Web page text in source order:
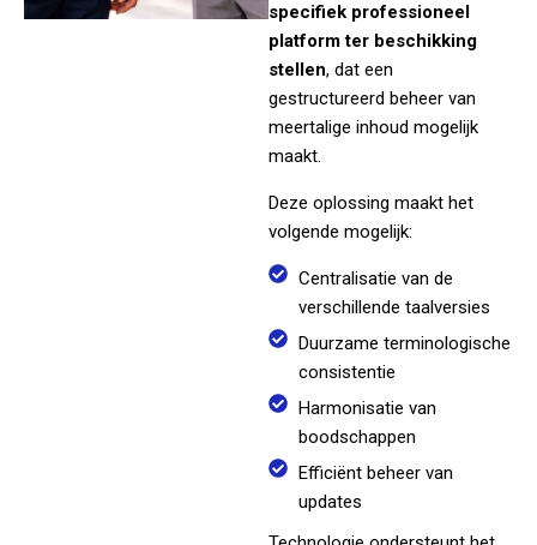
specifiek professioneel
platform ter beschikking
stellen, dat een
gestructureerd beheer van
meertalige inhoud mogelijk
maakt.
Deze oplossing maakt het
volgende mogelijk:
Centralisatie van de
verschillende taalversies
Duurzame terminologische
consistentie
Harmonisatie van
boodschappen
Efficiënt beheer van
updates